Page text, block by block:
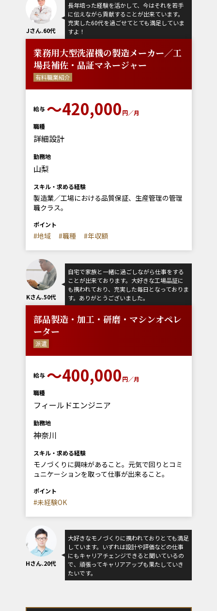
Jさん.60代
長年培った経験を活かして、今はそれを若手
に伝えながら貢献することが出来ています。
充実した60代を過ごせてとても満足していま
すよ！
業務用大型洗濯機の製造メーカー／工
場長補佐・品証マネージャー
有料職業紹介
給与 〜420,000円／月
職種
詳細設計
勤務地
山梨
スキル・求める経験
製造業／工場における品質保証、生産管理の管理
職クラス。
ポイント
#地域 #職種 #年収額
Kさん.50代
自宅で家族と一緒に過ごしながら仕事をする
ことが出来ております。大好きな工場品証に
も携われており、充実した毎日となっておりま
す。ありがとうございました。
部品製造・加工・研磨・マシンオペレ
ーター
派遣
給与 〜400,000円／月
職種
フィールドエンジニア
勤務地
神奈川
スキル・求める経験
モノづくりに興味があること。元気で回りとコミ
ュニケーションを取って仕事が出来ること。
ポイント
#未経験OK
Hさん.20代
大好きなモノづくりに携われておりとても満足
しています。いずれは設計や評価などの仕事
にもキャリアチェンジできると聞いているの
で、頑張ってキャリアアップも果たしていき
たいです。